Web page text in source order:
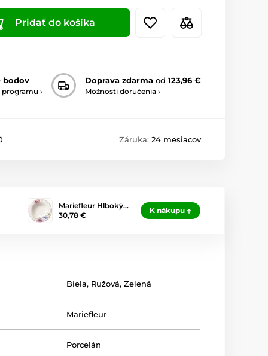
Pridať do košíka
bodov
›
Doprava zdarma od 123,96 €
Možnosti doručenia ›
Záruka: 24 mesiacov
Mariefleur Hlboký…
30,78 €
K nákupu
Biela, Ružová,Zelená
Mariefleur
Porcelán